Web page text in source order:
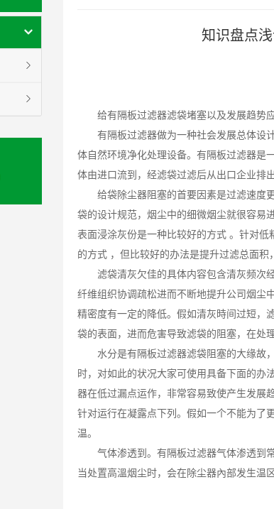
知识盘点
给有隔板过滤器滤袋堵塞以及发展趋势
有隔板过滤器做为一种社会发展总体设
体自然环境净化处理设备。有隔板过滤器是
体由进口流到，经滤袋过滤后从出口企业排
给袋除尘器阻塞的首要因素是过滤速度
袋的设计规范，烟尘中的细微烟尘就很容易
表面浸涂灰份是一种比较好的方式 。针对
的方式 ，但比较好的办法是提升过滤总面积
滤袋清灰欠佳的具体内容包含清灰频次
纤维组织协调疏松进而不断地提升公司烟尘
精密度有一定的降低。假如清灰時间过短，
袋的表面，进而危害导致滤袋的阻塞，在处
水分是有隔板过滤器滤袋阻塞的大缘故
时，对如此的状况大家可使用具备下面的办
器在低过漏点运作，非常容易致使产生发展
针对运行在凝露点下列。假如一个不能为了
温。
气体渗透到。有隔板过滤器气体渗透到
当处置高溫烟尘时，会在除尘器內部发生温